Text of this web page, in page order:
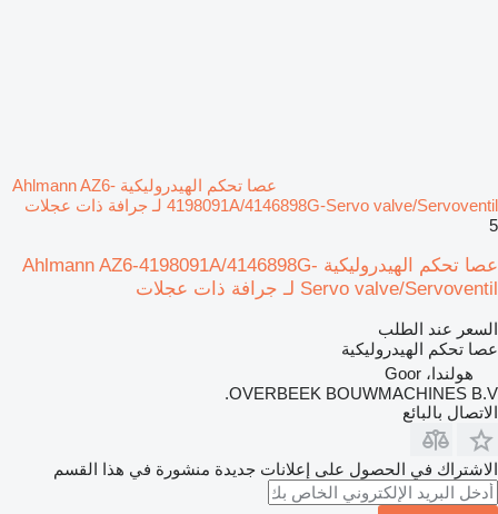
عصا تحكم الهيدروليكية Ahlmann AZ6-
4198091A/4146898G-Servo valve/Servoventil لـ جرافة ذات عجلات
5
عصا تحكم الهيدروليكية Ahlmann AZ6-4198091A/4146898G-
Servo valve/Servoventil لـ جرافة ذات عجلات
السعر عند الطلب
عصا تحكم الهيدروليكية
هولندا، Goor
OVERBEEK BOUWMACHINES B.V.
الاتصال بالبائع
الاشتراك في الحصول على إعلانات جديدة منشورة في هذا القسم